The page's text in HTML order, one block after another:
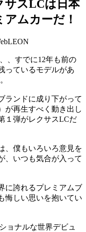
サスLCは日本
ムカーだ！
、すでに12年も前の
っているモデルがあ
ランドに成り下がって
が再生すべく動き出し
１弾がレクサスLCだ
、僕もいろいろ意見を
、いつも気合が入って
に誇れるプレミアムブ
悔しい思いを抱いてい
ョナルな世界デビュ